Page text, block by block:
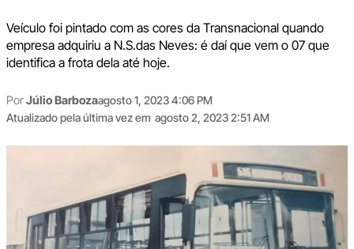
Veículo foi pintado com as cores da Transnacional quando
empresa adquiriu a N.S.das Neves: é daí que vem o 07 que
identifica a frota dela até hoje.
PorJúlio Barbozaagosto 1, 2023 4:06 PM
Atualizado pela última vez em agosto 2, 2023 2:51 AM